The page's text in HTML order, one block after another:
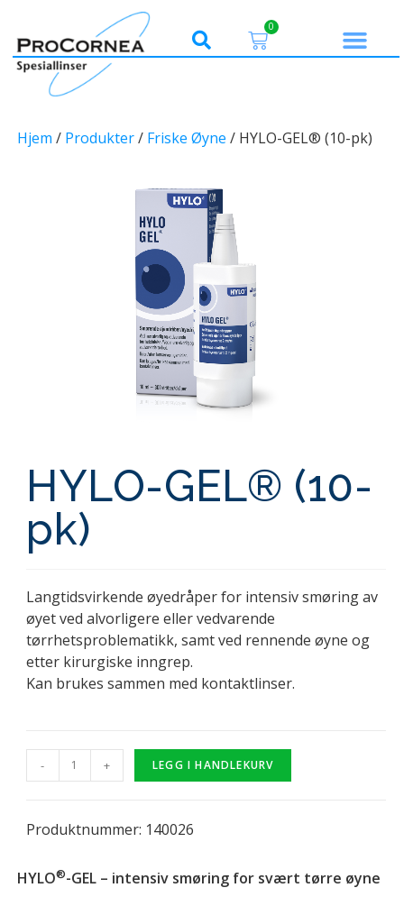
0
Hjem / Produkter/ Friske Øyne / HYLO-GEL® (10-pk)
HYLO-GEL® (10-
pk)
Langtidsvirkende øyedråper for intensiv smøring av
øyet ved alvorligere eller vedvarende
tørrhetsproblematikk, samt ved rennende øyne og
etter kirurgiske inngrep.
Kan brukes sammen med kontaktlinser.
- + LEGG I HANDLEKURV
Produktnummer: 140026
HYLO®-GEL – intensiv smøring for svært tørre øyne